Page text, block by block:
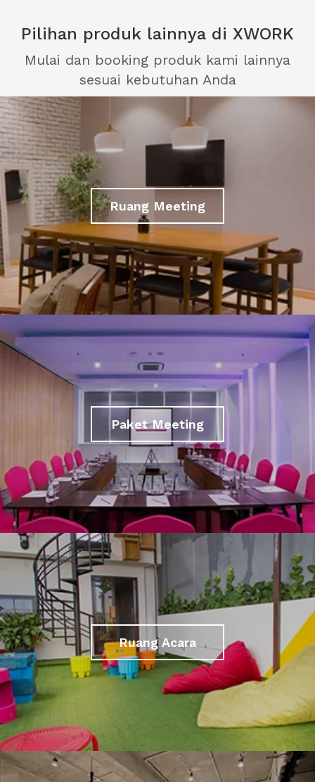
Pilihan produk lainnya di XWORK
Mulai dan booking produk kami lainnya
sesuai kebutuhan Anda
Ruang Meeting
Paket Meeting
Ruang Acara